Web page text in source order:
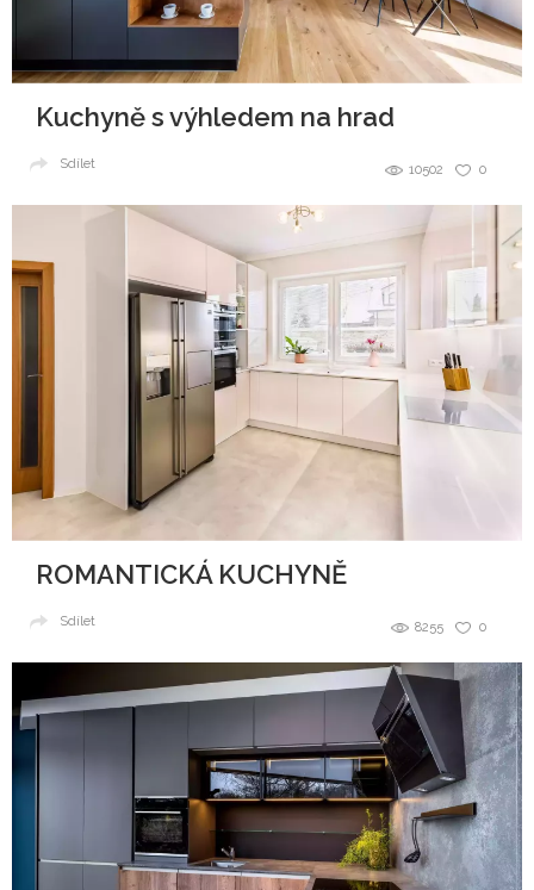
Kuchyně s výhledem na hrad
0
10502
Sdílet
ROMANTICKÁ KUCHYNĚ
0
8255
Sdílet